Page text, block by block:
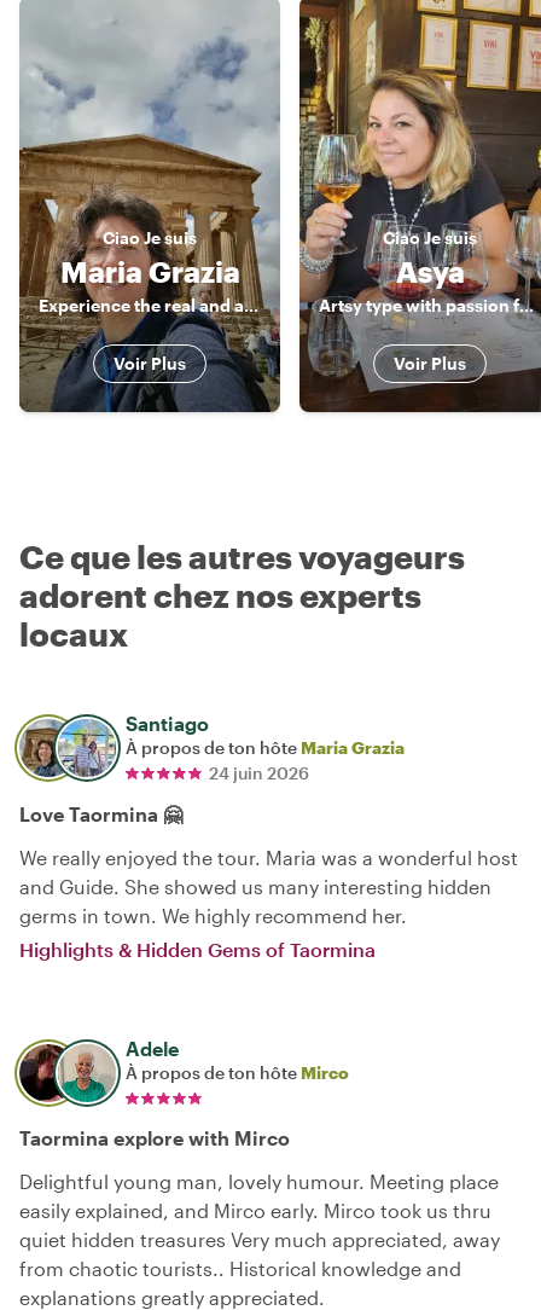
CiaoJe suis
Maria Grazia
Experience the real and authentic Sicily
Voir Plus
CiaoJe suis
Asya
Artsy type with passion for history and food
Voir Plus
Ce que les autres voyageurs
adorent chez nos experts
locaux
Santiago
À propos de ton hôte Maria Grazia
24 juin 2026
Love Taormina 🤗
We really enjoyed the tour. Maria was a wonderful host
and Guide. She showed us many interesting hidden
germs in town. We highly recommend her.
Highlights & Hidden Gems of Taormina
Adele
À propos de ton hôte Mirco
Taormina explore with Mirco
Delightful young man, lovely humour. Meeting place
easily explained, and Mirco early. Mirco took us thru
quiet hidden treasures Very much appreciated, away
from chaotic tourists.. Historical knowledge and
explanations greatly appreciated.